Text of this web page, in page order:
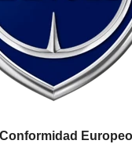
Europeo